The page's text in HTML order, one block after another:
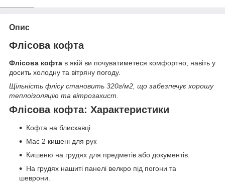
Опис
Флісова кофта
Флісова кофта в якій ви почуватиметеся комфортно, навіть у
досить холодну та вітряну погоду.
Щільність флісу становить 320г/м2, що забезпечує хорошу
теплоізоляцію та вітрозахист.
Флісова кофта: Характеристики
Кофта на блискавці
Має 2 кишені для рук
Кишеню на грудях для предметів або документів.
На грудях нашиті панелі велкро під погони та
шеврони.